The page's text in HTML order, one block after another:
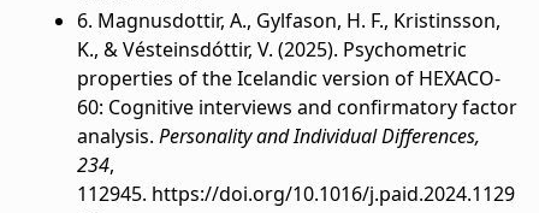
6. Magnusdottir, A., Gylfason, H. F., Kristinsson,
K., & Vésteinsdóttir, V. (2025). Psychometric
properties of the Icelandic version of HEXACO-
60: Cognitive interviews and confirmatory factor
analysis. Personality and Individual Differences,
234,
112945. https://doi.org/10.1016/j.paid.2024.1129